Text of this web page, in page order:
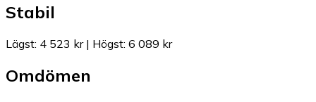
Stabil
Lägst: 4 523 kr| Högst: 6 089 kr
Omdömen